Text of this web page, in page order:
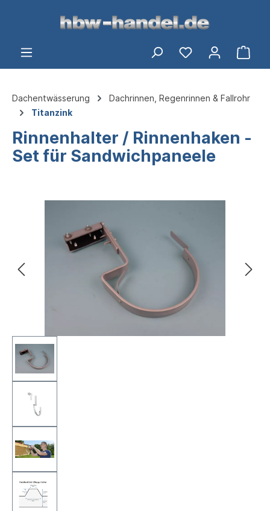
springen
Dachentwässerung
Dachrinnen, Regenrinnen & Fallrohr
Titanzink
Rinnenhalter / Rinnenhaken -
Set für Sandwichpaneele